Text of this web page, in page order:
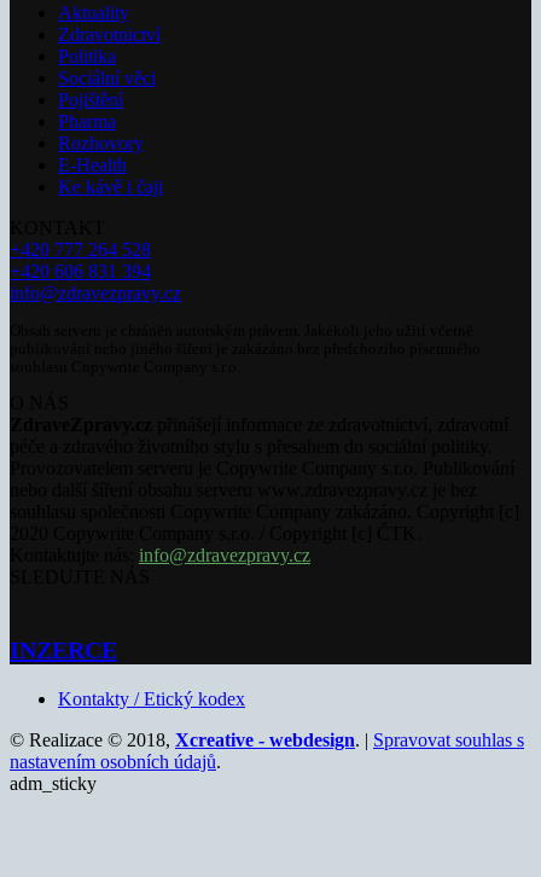
Aktuality
Zdravotnictví
Politika
Sociální věci
Pojištění
Pharma
Rozhovory
E-Health
Ke kávě i čaji
+420 777 264 528
+420 606 831 394
info@zdravezpravy.cz
info@zdravezpravy.cz
INZERCE
Kontakty / Etický kodex
© Realizace © 2018, Xcreative - webdesign. | Spravovat souhlas s
nastavením osobních údajů.
adm_sticky